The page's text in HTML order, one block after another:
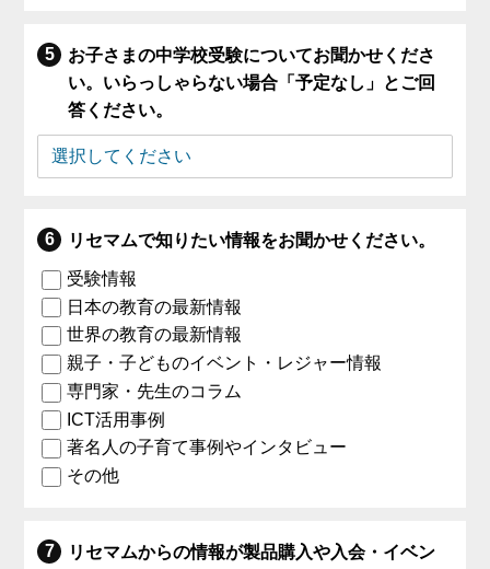
お子さまの中学校受験についてお聞かせくださ
い。いらっしゃらない場合「予定なし」とご回
答ください。
リセマムで知りたい情報をお聞かせください。
受験情報
日本の教育の最新情報
世界の教育の最新情報
親子・子どものイベント・レジャー情報
専門家・先生のコラム
ICT活用事例
著名人の子育て事例やインタビュー
その他
リセマムからの情報が製品購入や入会・イベン